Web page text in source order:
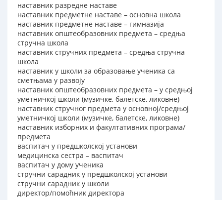
наставник разредне наставе
наставник предметне наставе – основна школа
наставник предметне наставе – гимназија
наставник општеобразовних предмета – средња
стручна школа
наставник стручних предмета – средња стручна
школа
наставник у школи за образовање ученика са
сметњама у развоју
наставник општеобразовних предмета – у средњој
уметничкој школи (музичке, балетске, ликовне)
наставник стручног предмета у основној/средњој
уметничкој школи (музичке, балетске, ликовне)
наставник изборних и факултативних програма/
предмета
васпитач у предшколској установи
медицинска сестра – васпитач
васпитач у дому ученика
стручни сарадник у предшколској установи
стручни сарадник у школи
директор/помоћник директора